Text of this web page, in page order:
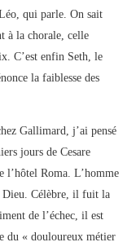
qui parle. On sait
à la chorale, celle
C’est enfin Seth, le
la faiblesse des
Gallimard, j’ai pensé
jours de Cesare
l’hôtel Roma. L’homme
Dieu. Célèbre, il fuit la
de l’échec, il est
du « douloureux métier